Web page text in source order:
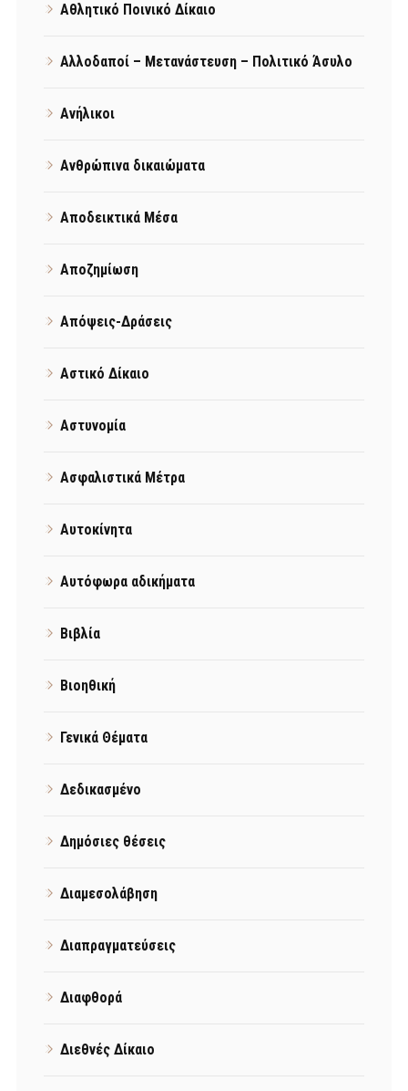
Αθλητικό Ποινικό Δίκαιο
Αλλοδαποί – Μετανάστευση – Πολιτικό Άσυλο
Ανήλικοι
Ανθρώπινα δικαιώματα
Αποδεικτικά Μέσα
Αποζημίωση
Απόψεις-Δράσεις
Αστικό Δίκαιο
Αστυνομία
Ασφαλιστικά Μέτρα
Αυτοκίνητα
Αυτόφωρα αδικήματα
Βιβλία
Βιοηθική
Γενικά Θέματα
Δεδικασμένο
Δημόσιες θέσεις
Διαμεσολάβηση
Διαπραγματεύσεις
Διαφθορά
Διεθνές Δίκαιο